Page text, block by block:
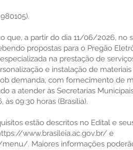
que, a partir do dia 11/06/2026, no
propostas para o Pregão
na prestação de
e instalação de
demanda, com fornecimento de
a atender às Secretarias
09:30 horas (Brasília).
estão descritos no Edital e
www.brasileia.ac.gov.br/ e
menu/. Maiores informações